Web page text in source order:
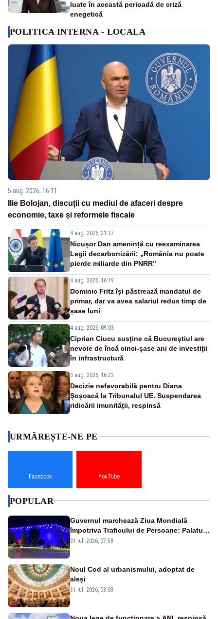
luate în această perioadă de criză
enegetică
POLITICA INTERNA - LOCALA
5 aug. 2026, 16:11
Ilie Bolojan, discuții cu mediul de afaceri despre
economie, taxe și reformele fiscale
4 aug. 2026, 21:27
Nicușor Dan amenință cu reexaminarea
Legii decarbonizării: „România nu poate
pierde miliarde din PNRR”
4 aug. 2026, 16:19
Dominic Fritz își păstrează mandatul de
primar, dar va avea salariul redus timp de
șase luni
4 aug. 2026, 09:03
Ciprian Ciucu susține că Bucureștiul are
nevoie de încă cinci-șase ani de investiții
în infrastructură
3 aug. 2026, 16:22
Decizie nefavorabilă pentru Diana
Șoșoacă la Tribunalul UE. Suspendarea
ridicării imunității, respinsă
URMĂREȘTE-NE PE
Facebook YouTube
POPULAR
Guvernul marchează Ziua Mondială
împotriva Traficului de Persoane: Palatul
Victoria, iluminat în albastru
31 iul. 2026, 07:58
Noul Cod al urbanismului, adoptat de
aleși
31 iul. 2026, 08:03